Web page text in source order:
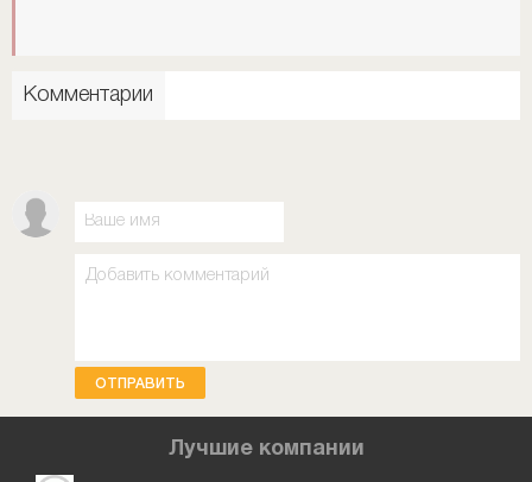
Комментарии
ОТПРАВИТЬ
Лучшие компании